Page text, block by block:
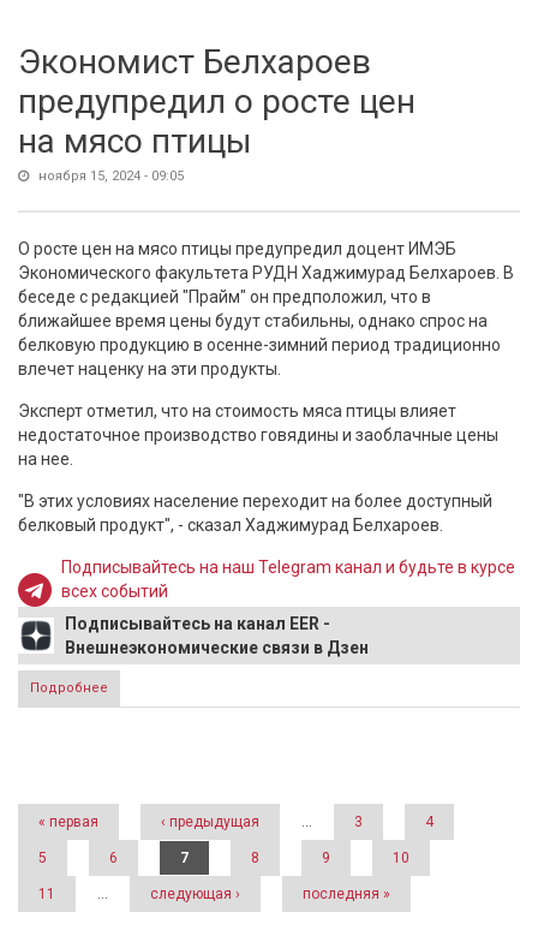
Экономист Белхароев
предупредил о росте цен
на мясо птицы
ноября 15, 2024 - 09:05
О росте цен на мясо птицы предупредил доцент ИМЭБ
Экономического факультета РУДН Хаджимурад Белхароев. В
беседе с редакцией "Прайм" он предположил, что в
ближайшее время цены будут стабильны, однако спрос на
белковую продукцию в осенне-зимний период традиционно
влечет наценку на эти продукты.
Эксперт отметил, что на стоимость мяса птицы влияет
недостаточное производство говядины и заоблачные цены
на нее.
"В этих условиях население переходит на более доступный
белковый продукт", - сказал Хаджимурад Белхароев.
Подписывайтесь на наш Telegram канал и будьте в курсе
всех событий
Подписывайтесь на канал EER -
Внешнеэкономические связи в Дзен
Подробнее
птицы
Страницы
« первая ‹ предыдущая … 3 4
5 6 7 8 9 10
11 … следующая › последняя »